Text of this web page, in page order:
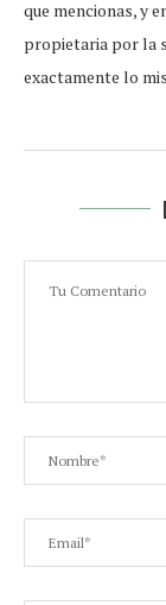
que mencionas, y
propietaria por la
exactamente lo